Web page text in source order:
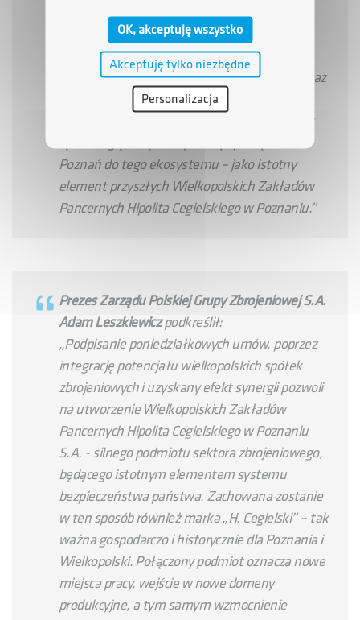
strategicznych potrzeb państwa. Integracja
kompetencji spółek Grupy Kapitałowej ARP z
partnerami sektora obronnego to fundament
tworzenia efektywnych łańcuchów dostaw oraz
sprawnej realizacji ważnych programów
Poznań do tego ekosystemu – jako istotny
element przyszłych Wielkopolskich Zakładów
Pancernych Hipolita Cegielskiego w Poznaniu.”
Prezes Zarządu Polskiej Grupy Zbrojeniowej S.A.
Adam Leszkiewiczpodkreślił:
„Podpisanie poniedziałkowych umów, poprzez
integrację potencjału wielkopolskich spółek
zbrojeniowych i uzyskany efekt synergii pozwoli
na utworzenie Wielkopolskich Zakładów
Pancernych Hipolita Cegielskiego w Poznaniu
S.A. - silnego podmiotu sektora zbrojeniowego,
będącego istotnym elementem systemu
bezpieczeństwa państwa. Zachowana zostanie
w ten sposób również marka „H. Cegielski” – tak
ważna gospodarczo i historycznie dla Poznania i
Wielkopolski. Połączony podmiot oznacza nowe
miejsca pracy, wejście w nowe domeny
produkcyjne, a tym samym wzmocnienie
OK, akceptuję wszystko
Akceptuję tylko niezbędne
Personalizacja